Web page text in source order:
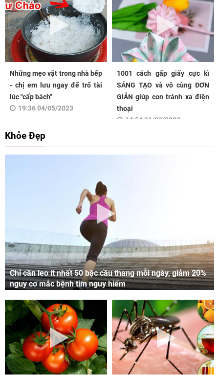
Những mẹo vặt trong nhà bếp
- chị em lưu ngay để trổ tài
lúc "cấp bách"
19:36 04/05/2023
1001 cách gấp giấy cực kì
SÁNG TẠO và vô cùng ĐƠN
GIẢN giúp con tránh xa điện
thoại
14:54 31/03/2023
Khỏe Đẹp
Chỉ cần leo ít nhất 50 bậc cầu thang mỗi ngày, giảm 20%
nguy cơ mắc bệnh tim nguy hiểm